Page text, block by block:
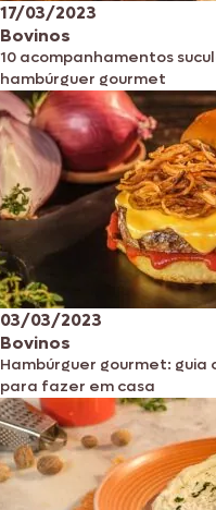
17/03/2023
Bovinos
10 acompanhamentos
hambúrguer gourmet
03/03/2023
Bovinos
Hambúrguer gourmet:
para fazer em casa